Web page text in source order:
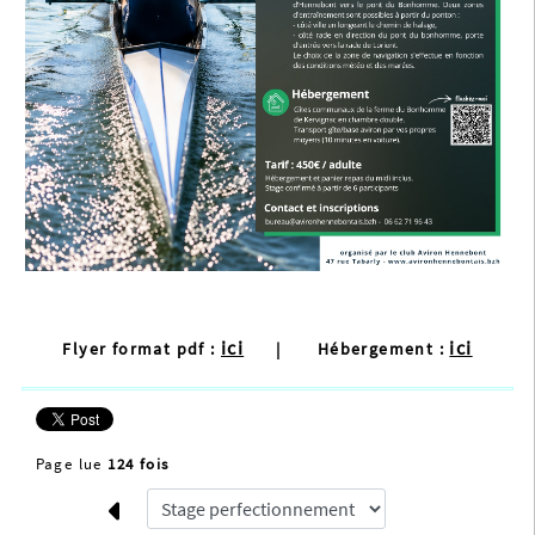
Flyer format pdf : ici | Hébergement : ici
Page lue 124 fois